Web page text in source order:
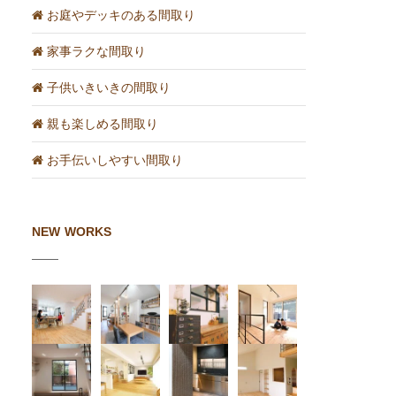
お庭やデッキのある間取り
家事ラクな間取り
子供いきいきの間取り
親も楽しめる間取り
お手伝いしやすい間取り
NEW WORKS